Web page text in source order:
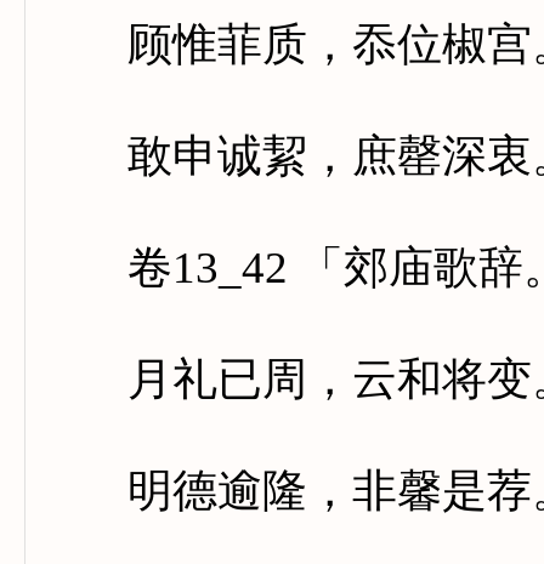
顾惟菲质，忝位椒宫
敢申诚絜，庶罄深衷
卷13_42 「郊庙歌辞
月礼已周，云和将变
明德逾隆，非馨是荐